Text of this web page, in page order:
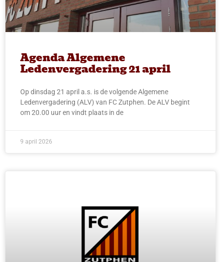
Agenda Algemene
Ledenvergadering 21 april
Op dinsdag 21 april a.s. is de volgende Algemene
Ledenvergadering (ALV) van FC Zutphen. De ALV begint
om 20.00 uur en vindt plaats in de
9 april 2026